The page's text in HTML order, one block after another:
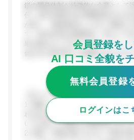
鋭の開発体制が特徴的な企業として
率も緩やかとされています。フレッ
化がやや保守的との指摘も見られます
【ポジティブな評価】
1. 残業・手当の透明性: 残業代・休
れる点が評価されており、みなし残
いては珍しい誠実な労務管理と見ら
会員登録をし
AI 口コミ全貌を
無料会員登録
ログインはこ